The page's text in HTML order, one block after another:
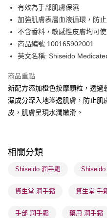
PayMe
WeChat Pay
BoC Pay
順豐自助櫃 - 確認發貨後1-3個工
每筆HK$65.00，滿HK$300.00
順豐站及營業點 - 確認發貨後1-3
物流公司進行物流配送
每筆HK$65.00，滿HK$300.00
(香港門市) 只顯示可選門市。
每筆HK$20.00，滿HK$100.00
有效為手部肌膚保濕
加強肌膚表層血液循環，防
不含香料，敏感性皮膚均可使
商品編號:100165902001
英文名稱: Shiseido
商品重點
新配方添加橙色按摩顆粒，透
濕成分深入地滲透肌膚，防止
皮，肌膚呈現水潤嫩滑。
相關分類
Shiseido 潤手霜 Shiseido
資生堂 潤手霜 資生堂 手
手部 潤手霜 藥用 潤手霜